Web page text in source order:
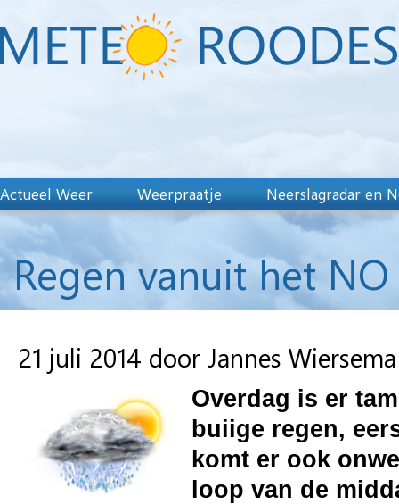
Actueel Weer Weerpraatje Neerslagradar en
Regen vanuit het
21 juli 2014 door Jannes Wiersema
Overdag is er
buiige regen,
komt er ook
loop van de